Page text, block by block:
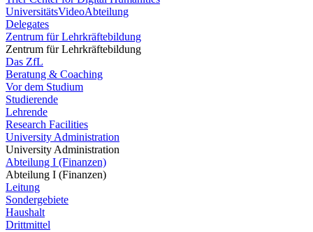
UniversitätsVideoAbteilung
Delegates
Zentrum für Lehrkräftebildung
Zentrum für Lehrkräftebildung
Das ZfL
Beratung & Coaching
Vor dem Studium
Studierende
Lehrende
Research Facilities
University Administration
University Administration
Abteilung I (Finanzen)
Abteilung I (Finanzen)
Leitung
Sondergebiete
Haushalt
Drittmittel